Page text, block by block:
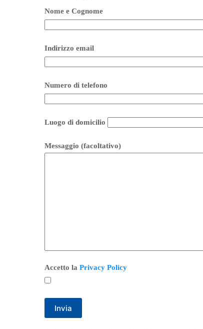
Nome e Cognome
Indirizzo email
Numero di telefono
Luogo di domicilio
Messaggio (facoltativo)
Accetto la Privacy Policy